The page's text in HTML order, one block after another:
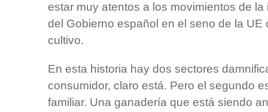
estar muy atentos a los movimientos de
del Gobierno español en el seno de la UE
cultivo.
En esta historia hay dos sectores
consumidor, claro está. Pero el segundo
familiar. Una ganadería que está siendo